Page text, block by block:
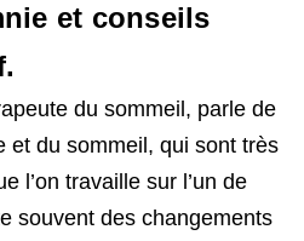
et conseils
du sommeil, parle de
et du sommeil, qui sont très
l’on travaille sur l’un de
souvent des changements